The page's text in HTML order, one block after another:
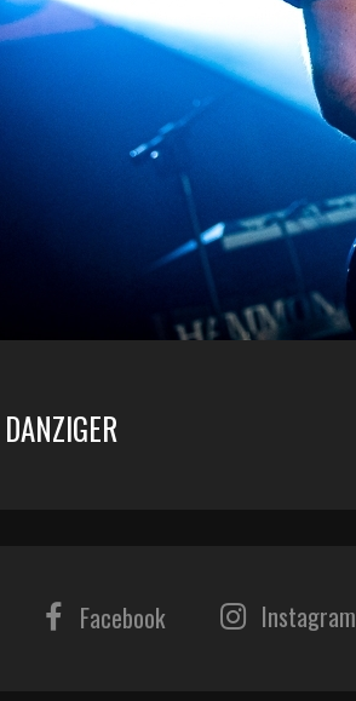
Facebook Instagram